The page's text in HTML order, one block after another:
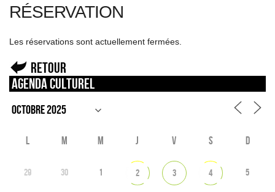
RÉSERVATION
Les réservations sont actuellement fermées.
Retour
Agenda culturel
L M M J V S D
29 30 1 2 3 4 5